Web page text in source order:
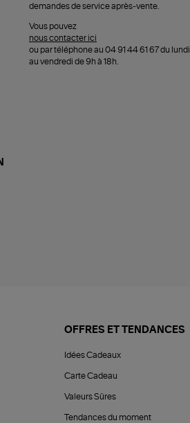
demandes de service après-vente.
Vous pouvez
nous contacter ici
ou par téléphone au 04 91 44 61 67 du lundi
au vendredi de 9h à 18h.
OFFRES ET TENDANCES
Idées Cadeaux
Carte Cadeau
Valeurs Sûres
Tendances du moment